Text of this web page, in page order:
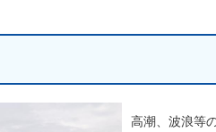
高潮、波浪等